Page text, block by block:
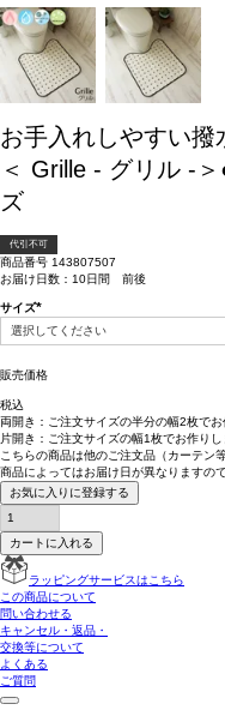
お手入れしやすい撥
＜ Grille - グリル -
ズ
代引不可
商品番号 143807507
お届け日数：10日間 前後
サイズ
(必
須)
販売価格
税込
両開き： ご注文サイズの半分の幅2枚でお
片開き： ご注文サイズの幅1枚でお作りし
こちらの商品は他のご注文品（カーテン
商品によってはお届け日が異なりますの
お気に入りに登録する
カートに入れる
ラッピングサービスはこちら
この商品について
問い合わせる
キャンセル・返品・
交換等について
よくある
ご質問